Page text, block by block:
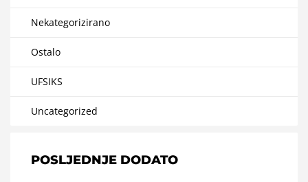
Nekategorizirano
Ostalo
UFSIKS
Uncategorized
POSLJEDNJE DODATO